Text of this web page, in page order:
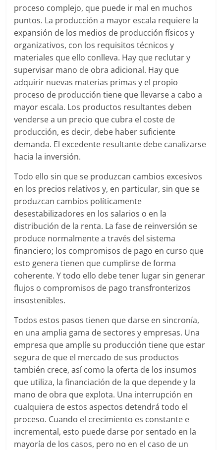
proceso complejo, que puede ir mal en muchos
puntos. La producción a mayor escala requiere la
expansión de los medios de producción físicos y
organizativos, con los requisitos técnicos y
materiales que ello conlleva. Hay que reclutar y
supervisar mano de obra adicional. Hay que
adquirir nuevas materias primas y el propio
proceso de producción tiene que llevarse a cabo a
mayor escala. Los productos resultantes deben
venderse a un precio que cubra el coste de
producción, es decir, debe haber suficiente
demanda. El excedente resultante debe canalizarse
hacia la inversión.
Todo ello sin que se produzcan cambios excesivos
en los precios relativos y, en particular, sin que se
produzcan cambios políticamente
desestabilizadores en los salarios o en la
distribución de la renta. La fase de reinversión se
produce normalmente a través del sistema
financiero; los compromisos de pago en curso que
esto genera tienen que cumplirse de forma
coherente. Y todo ello debe tener lugar sin generar
flujos o compromisos de pago transfronterizos
insostenibles.
Todos estos pasos tienen que darse en sincronía,
en una amplia gama de sectores y empresas. Una
empresa que amplíe su producción tiene que estar
segura de que el mercado de sus productos
también crece, así como la oferta de los insumos
que utiliza, la financiación de la que depende y la
mano de obra que explota. Una interrupción en
cualquiera de estos aspectos detendrá todo el
proceso. Cuando el crecimiento es constante e
incremental, esto puede darse por sentado en la
mayoría de los casos, pero no en el caso de un